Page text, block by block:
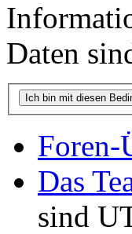
Daten
Foren-
Das
sind